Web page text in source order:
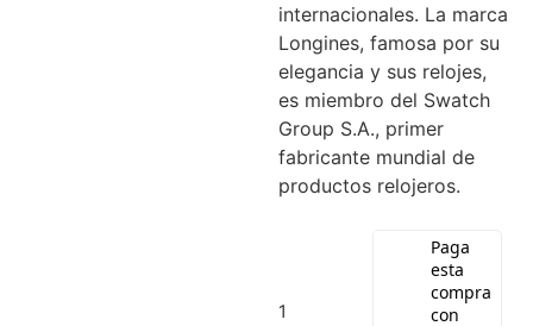
internacionales. La marca
Longines, famosa por su
elegancia y sus relojes,
es miembro del Swatch
Group S.A., primer
fabricante mundial de
productos relojeros.
1